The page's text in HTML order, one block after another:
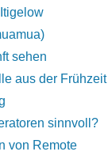
sehen
aus der Frühzeit
sinnvoll?
von Remote